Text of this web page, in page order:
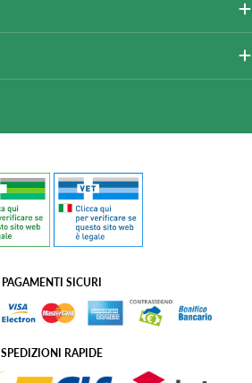
PAGAMENTI SICURI
SPEDIZIONI RAPIDE